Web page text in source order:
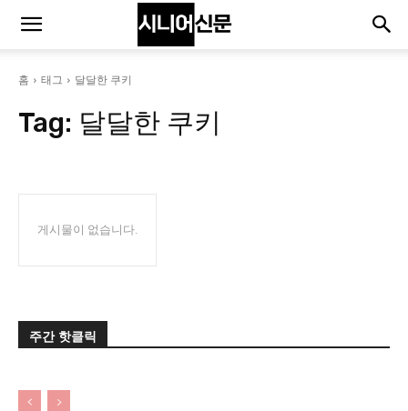
홈 태그 달달한 쿠키
Tag: 달달한 쿠키
게시물이 없습니다.
주간 핫클릭